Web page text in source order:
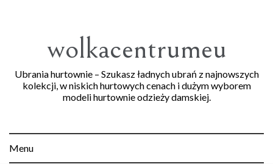
wolkacentrumeu
Ubrania hurtownie – Szukasz ładnych ubrań z najnowszych
kolekcji, w niskich hurtowych cenach i dużym wyborem
modeli hurtownie odzieży damskiej.
Menu